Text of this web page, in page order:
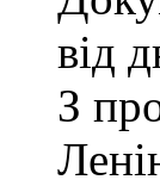
від
З